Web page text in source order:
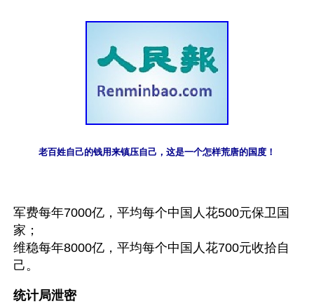
老百姓自己的钱用来镇压自己，这是一个怎样荒唐的国度！
军费每年7000亿，平均每个中国人花500元保卫国
家；
维稳每年8000亿，平均每个中国人花700元收拾自
己。
统计局泄密